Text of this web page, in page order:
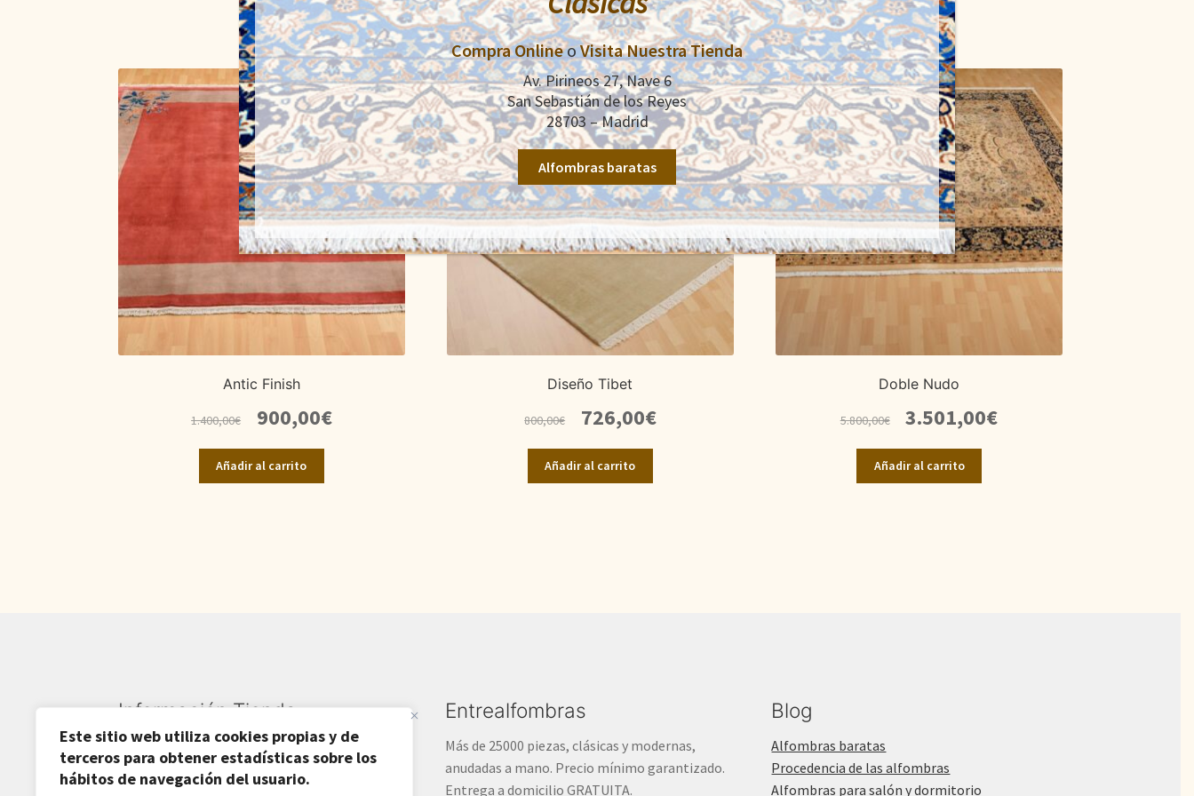
Este sitio web utiliza cookies propias y de
terceros para obtener estadísticas sobre los
hábitos de navegación del usuario.
Productos relacionados
Antic Finish
1.400,00€
precio
original
era:
1.400,00€.
900,00€El
precio
Añadir al carrito
Diseño Tibet
800,00€
precio
original
era:
800,00€.
726,00€El
precio
Añadir al carrito
Doble Nudo
5.800,00€
precio
original
era:
5.800,00€.
3.501,00€El
Añadir al carrito
Información Tienda
Sardarán SL CIF: B82809781
Av. Pirineos 27, Nave 6
Entrealfombras
Más de 25000 piezas, clásicas y modernas,
anudadas a mano. Precio mínimo garantizado.
Entrega a domicilio GRATUITA.
Blog
Alfombras baratas
Procedencia de las alfombras
Alfombras para salón y dormitorio
Compra OnlineoVisita Nuestra Tienda
Av. Pirineos 27, Nave 6
San Sebastián de los Reyes
28703 – Madrid
Alfombras baratas